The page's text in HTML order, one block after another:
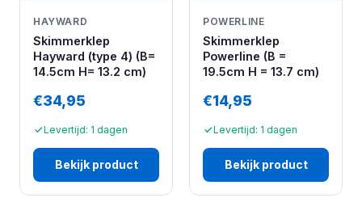
HAYWARD
Skimmerklep
Hayward (type 4) (B=
14.5cm H= 13.2 cm)
€34,95
Levertijd: 1 dagen
Bekijk product
POWERLINE
Skimmerklep
Powerline (B =
19.5cm H = 13.7 cm)
€14,95
Levertijd: 1 dagen
Bekijk product